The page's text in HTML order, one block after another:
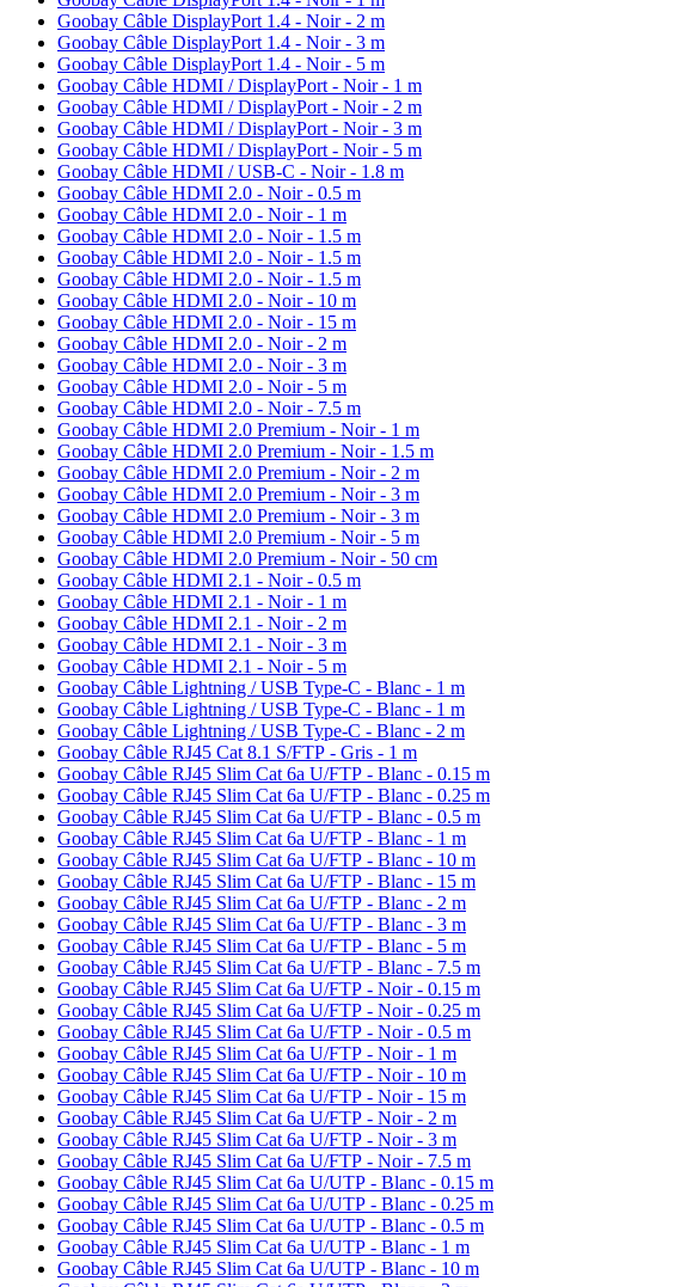
Goobay Câble DisplayPort 1.4 - Noir - 2 m
Goobay Câble DisplayPort 1.4 - Noir - 3 m
Goobay Câble DisplayPort 1.4 - Noir - 5 m
Goobay Câble HDMI / DisplayPort - Noir - 1 m
Goobay Câble HDMI / DisplayPort - Noir - 2 m
Goobay Câble HDMI / DisplayPort - Noir - 3 m
Goobay Câble HDMI / DisplayPort - Noir - 5 m
Goobay Câble HDMI / USB-C - Noir - 1.8 m
Goobay Câble HDMI 2.0 - Noir - 0.5 m
Goobay Câble HDMI 2.0 - Noir - 1 m
Goobay Câble HDMI 2.0 - Noir - 1.5 m
Goobay Câble HDMI 2.0 - Noir - 1.5 m
Goobay Câble HDMI 2.0 - Noir - 1.5 m
Goobay Câble HDMI 2.0 - Noir - 10 m
Goobay Câble HDMI 2.0 - Noir - 15 m
Goobay Câble HDMI 2.0 - Noir - 2 m
Goobay Câble HDMI 2.0 - Noir - 3 m
Goobay Câble HDMI 2.0 - Noir - 5 m
Goobay Câble HDMI 2.0 - Noir - 7.5 m
Goobay Câble HDMI 2.0 Premium - Noir - 1 m
Goobay Câble HDMI 2.0 Premium - Noir - 1.5 m
Goobay Câble HDMI 2.0 Premium - Noir - 2 m
Goobay Câble HDMI 2.0 Premium - Noir - 3 m
Goobay Câble HDMI 2.0 Premium - Noir - 3 m
Goobay Câble HDMI 2.0 Premium - Noir - 5 m
Goobay Câble HDMI 2.0 Premium - Noir - 50 cm
Goobay Câble HDMI 2.1 - Noir - 0.5 m
Goobay Câble HDMI 2.1 - Noir - 1 m
Goobay Câble HDMI 2.1 - Noir - 2 m
Goobay Câble HDMI 2.1 - Noir - 3 m
Goobay Câble HDMI 2.1 - Noir - 5 m
Goobay Câble Lightning / USB Type-C - Blanc - 1 m
Goobay Câble Lightning / USB Type-C - Blanc - 1 m
Goobay Câble Lightning / USB Type-C - Blanc - 2 m
Goobay Câble RJ45 Cat 8.1 S/FTP - Gris - 1 m
Goobay Câble RJ45 Slim Cat 6a U/FTP - Blanc - 0.15 m
Goobay Câble RJ45 Slim Cat 6a U/FTP - Blanc - 0.25 m
Goobay Câble RJ45 Slim Cat 6a U/FTP - Blanc - 0.5 m
Goobay Câble RJ45 Slim Cat 6a U/FTP - Blanc - 1 m
Goobay Câble RJ45 Slim Cat 6a U/FTP - Blanc - 10 m
Goobay Câble RJ45 Slim Cat 6a U/FTP - Blanc - 15 m
Goobay Câble RJ45 Slim Cat 6a U/FTP - Blanc - 2 m
Goobay Câble RJ45 Slim Cat 6a U/FTP - Blanc - 3 m
Goobay Câble RJ45 Slim Cat 6a U/FTP - Blanc - 5 m
Goobay Câble RJ45 Slim Cat 6a U/FTP - Blanc - 7.5 m
Goobay Câble RJ45 Slim Cat 6a U/FTP - Noir - 0.15 m
Goobay Câble RJ45 Slim Cat 6a U/FTP - Noir - 0.25 m
Goobay Câble RJ45 Slim Cat 6a U/FTP - Noir - 0.5 m
Goobay Câble RJ45 Slim Cat 6a U/FTP - Noir - 1 m
Goobay Câble RJ45 Slim Cat 6a U/FTP - Noir - 10 m
Goobay Câble RJ45 Slim Cat 6a U/FTP - Noir - 15 m
Goobay Câble RJ45 Slim Cat 6a U/FTP - Noir - 2 m
Goobay Câble RJ45 Slim Cat 6a U/FTP - Noir - 3 m
Goobay Câble RJ45 Slim Cat 6a U/FTP - Noir - 7.5 m
Goobay Câble RJ45 Slim Cat 6a U/UTP - Blanc - 0.15 m
Goobay Câble RJ45 Slim Cat 6a U/UTP - Blanc - 0.25 m
Goobay Câble RJ45 Slim Cat 6a U/UTP - Blanc - 0.5 m
Goobay Câble RJ45 Slim Cat 6a U/UTP - Blanc - 1 m
Goobay Câble RJ45 Slim Cat 6a U/UTP - Blanc - 10 m